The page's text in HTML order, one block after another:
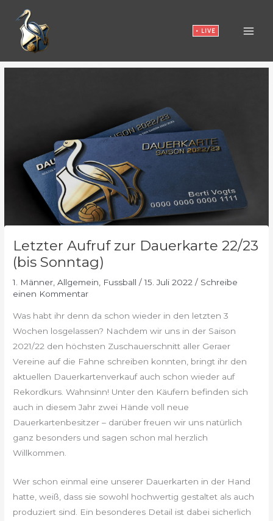
Inhalt
springen
• LIVE
Letzter Aufruf zur Dauerkarte 22/23
(bis Sonntag)
1. Männer,Allgemein, Fussball /15. Juli 2022/ Schreibe
einen Kommentar
Was habt ihr denn da schon wieder in den letzten 3
Wochen losgelassen? Nachdem wir uns in der Saison
2021/22 den höchsten Zuschauerschnitt aller Geraer
Vereine auf die Fahne schreiben konnten, bringt ihr den
aktuellen Dauerkartenverkauf auch schon wieder auf
Rekordkurs. Wahnsinn! Unter den Käufern befinden sich
auch in diesem Jahr zwei Hände voll neue
Dauerkartenbesitzer – darüber freuen wir uns natürlich
ganz besonders und sagen schon mal herzlich
Willkommen.
Wer schon einmal eine unserer Dauerkarten in der Hand
hatte, weiß, dass sie sowohl hochwertig gestaltet als auch
produziert sind. Ein besonderes Detail ist dabei sicherlich